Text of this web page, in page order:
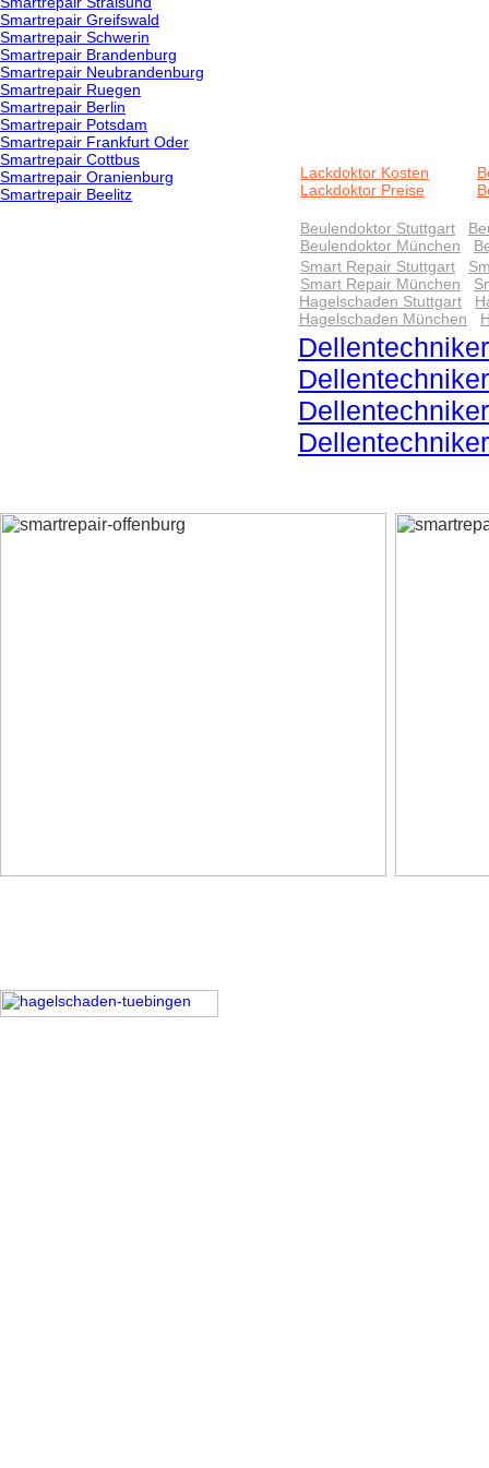
Smartrepair Greifswald
Smartrepair Schwerin
Smartrepair Brandenburg
Smartrepair Neubrandenburg
Smartrepair Ruegen
Smartrepair Berlin
Smartrepair Potsdam
Smartrepair Frankfurt Oder
Smartrepair Cottbus
Smartrepair Oranienburg
Smartrepair Beelitz
Lackdoktor Kosten
Lackdoktor Preise
Beulendoktor Stuttgart
Beulendoktor München
Smart Repair Stuttgart
Smart Repair München
Hagelschaden Stuttgart
Hagelschaden München